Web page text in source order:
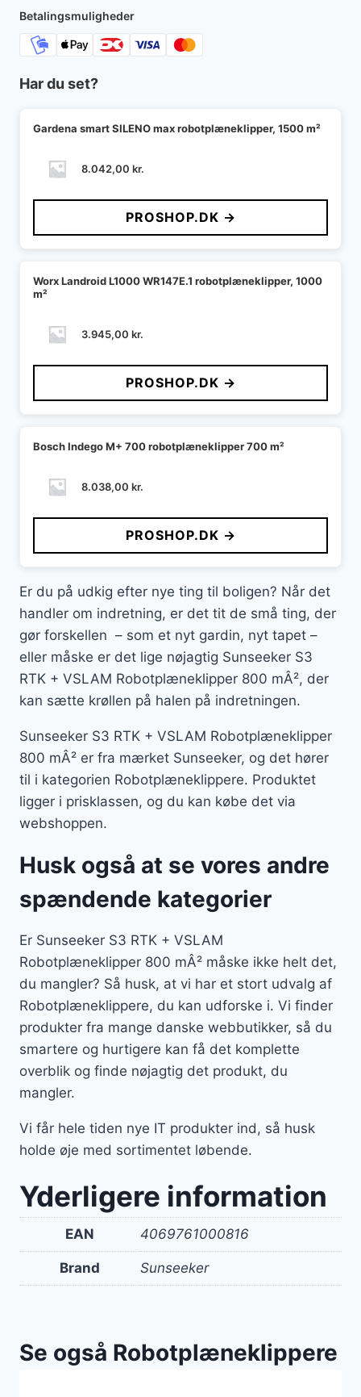
Betalingsmuligheder
Har du set?
Gardena smart SILENO max robotplæneklipper, 1500 m²
8.042,00 kr.
PROSHOP.DK →
Worx Landroid L1000 WR147E.1 robotplæneklipper, 1000
m²
3.945,00 kr.
PROSHOP.DK →
Bosch Indego M+ 700 robotplæneklipper 700 m²
8.038,00 kr.
PROSHOP.DK →
Er du på udkig efter nye ting til boligen? Når det
handler om indretning, er det tit de små ting, der
gør forskellen – som et nyt gardin, nyt tapet –
eller måske er det lige nøjagtig Sunseeker S3
RTK + VSLAM Robotplæneklipper 800 mÂ², der
kan sætte krøllen på halen på indretningen.
Sunseeker S3 RTK + VSLAM Robotplæneklipper
800 mÂ² er fra mærket Sunseeker, og det hører
til i kategorien Robotplæneklippere. Produktet
ligger i prisklassen, og du kan købe det via
webshoppen.
Husk også at se vores andre
spændende kategorier
Er Sunseeker S3 RTK + VSLAM
Robotplæneklipper 800 mÂ² måske ikke helt det,
du mangler? Så husk, at vi har et stort udvalg af
Robotplæneklippere, du kan udforske i. Vi finder
produkter fra mange danske webbutikker, så du
smartere og hurtigere kan få det komplette
overblik og finde nøjagtig det produkt, du
mangler.
Vi får hele tiden nye IT produkter ind, så husk
holde øje med sortimentet løbende.
Yderligere information
EAN 4069761000816
Brand Sunseeker
Se også Robotplæneklippere